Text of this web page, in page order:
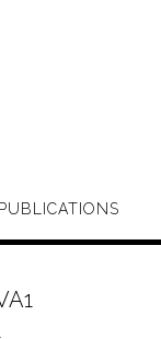
PUBLICATIONS